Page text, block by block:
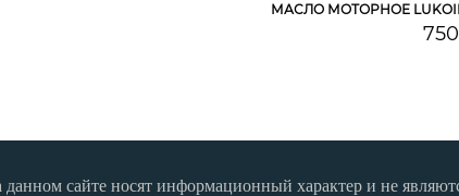
МАСЛО МОТОРНОЕ LUKOIL
сайте носят информационный характер и не